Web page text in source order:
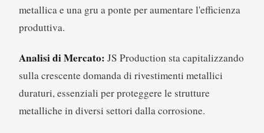
metallica e una gru a ponte per aumentare l'efficienza
produttiva.
Analisi di Mercato: JS Production sta capitalizzando
sulla crescente domanda di rivestimenti metallici
duraturi, essenziali per proteggere le strutture
metalliche in diversi settori dalla corrosione.